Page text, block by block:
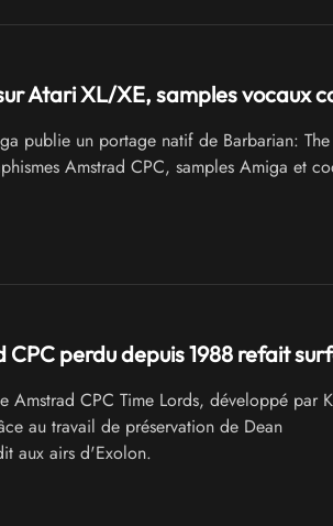
Atari XL/XE, samples vocaux
publie un portage natif de Barbarian: The
Amstrad CPC, samples Amiga et
CPC perdu depuis 1988 refait
Amstrad CPC Time Lords, développé par
au travail de préservation de Dean
aux airs d'Exolon.